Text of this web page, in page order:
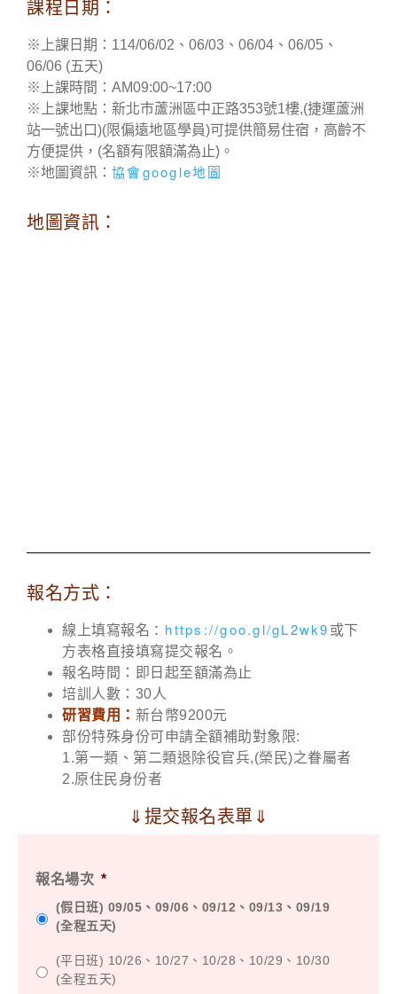
課程日期：
※上課日期：114/06/02、06/03、06/04、06/05、
06/06 (五天)
※上課時間：AM09:00~17:00
※上課地點：新北市蘆洲區中正路353號1樓,(捷運蘆洲
站一號出口)(限偏遠地區學員)可提供簡易住宿，高齡不
方便提供，(名額有限額滿為止)。
※地圖資訊： 協會google地圖
地圖資訊：
報名方式：
線上填寫報名 ： https://goo.gl/gL2wk9 或下
方表格直接填寫提交報名。
報名時間：即日起至額滿為止
培訓人數：30人
研習費用： 新台幣9200元
部份特殊身份可申請全額補助對象限:
1.第一類、第二類退除役官兵,(榮民)之眷屬者
2.原住民身份者
⇓提交報名表單⇓
報名場次 *
(假日班) 09/05、09/06、09/12、09/13、09/19
(全程五天)
(平日班) 10/26、10/27、10/28、10/29、10/30
(全程五天)